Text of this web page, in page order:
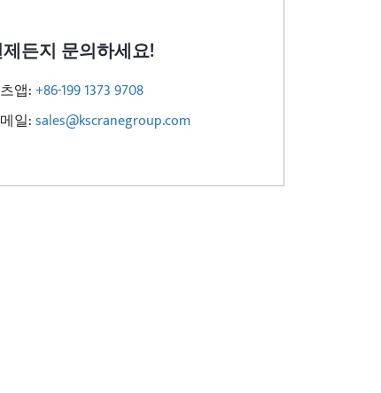
든지 문의하세요!
앱:+86-199 1373 9708
일:sales@kscranegroup.com